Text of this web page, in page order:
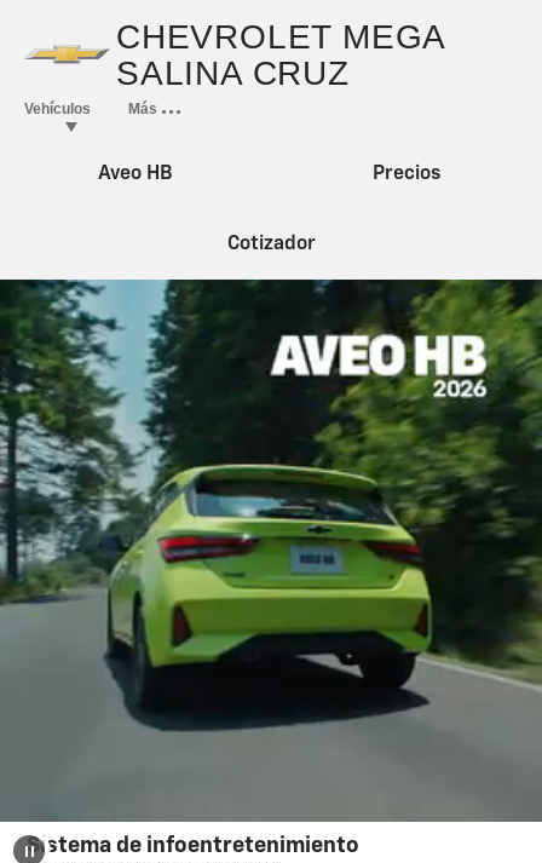
Aveo HB Precios
Cotizador
Sistema de infoentretenimiento